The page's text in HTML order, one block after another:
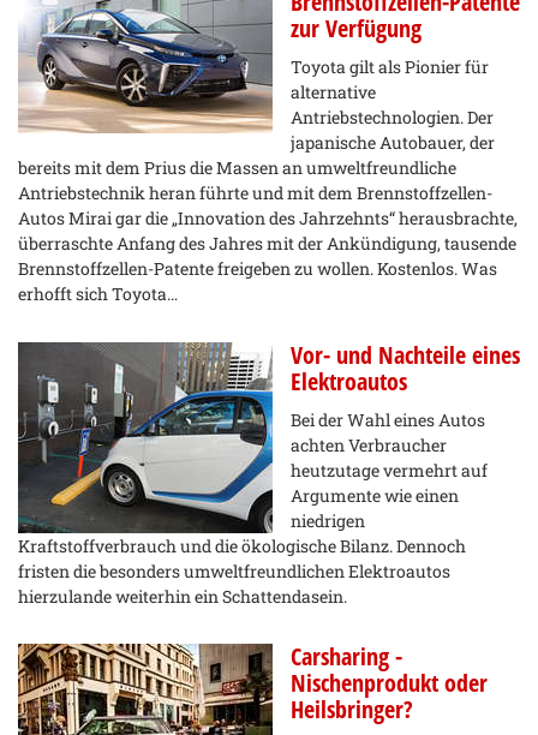
zur Verfügung
Toyota gilt als Pionier für
alternative
Antriebstechnologien. Der
japanische Autobauer, der
bereits mit dem Prius die Massen an umweltfreundliche
Antriebstechnik heran führte und mit dem Brennstoffzellen-
Autos Mirai gar die „Innovation des Jahrzehnts“ herausbrachte,
überraschte Anfang des Jahres mit der Ankündigung, tausende
Brennstoffzellen-Patente freigeben zu wollen. Kostenlos. Was
erhofft sich Toyota…
Vor- und Nachteile eines
Elektroautos
Bei der Wahl eines Autos
achten Verbraucher
heutzutage vermehrt auf
Argumente wie einen
niedrigen
Kraftstoffverbrauch und die ökologische Bilanz. Dennoch
fristen die besonders umweltfreundlichen Elektroautos
hierzulande weiterhin ein Schattendasein.
Carsharing -
Nischenprodukt oder
Heilsbringer?